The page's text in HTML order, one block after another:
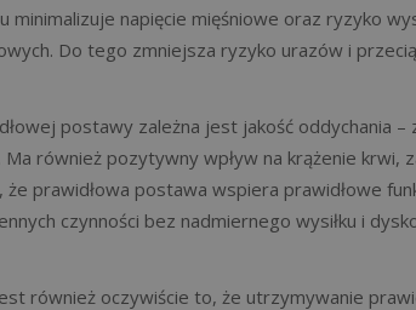
minimalizuje napięcie mięśniowe oraz ryzyko
Do tego zmniejsza ryzyko urazów i
postawy zależna jest jakość oddychania
również pozytywny wpływ na krążenie krwi,
prawidłowa postawa wspiera prawidłowe
czynności bez nadmiernego wysiłku i
również oczywiście to, że utrzymywanie